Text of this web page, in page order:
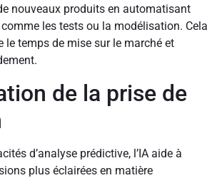
nouveaux produits en automatisant
les tests ou la modélisation. Cela
le temps de mise sur le marché et
de la prise de
d’analyse prédictive, l’IA aide à
plus éclairées en matière